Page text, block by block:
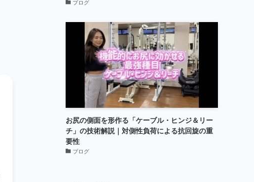
ブログ
お尻の側面を形作る「ケーブル・ヒンジ＆リー
チ」の技術解説｜対側性負荷による抗回旋の重
要性
ブログ